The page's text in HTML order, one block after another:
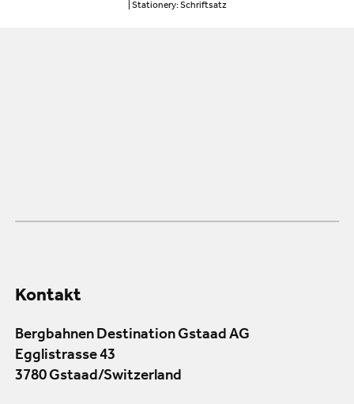
| Stationery: Schriftsatz
Kontakt
Bergbahnen Destination Gstaad AG
Egglistrasse 43
3780 Gstaad/Switzerland